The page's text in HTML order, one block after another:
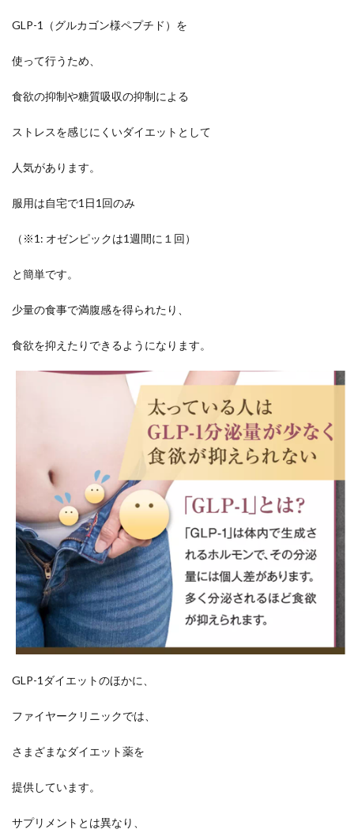
GLP-1（グルカゴン様ペプチド）を
使って行うため、
食欲の抑制や糖質吸収の抑制による
ストレスを感じにくいダイエットとして
人気があります。
服用は自宅で1日1回のみ
（※1: オゼンピックは1週間に１回）
と簡単です。
少量の食事で満腹感を得られたり、
食欲を抑えたりできるようになります。
GLP-1ダイエットのほかに、
ファイヤークリニックでは、
さまざまなダイエット薬を
提供しています。
サプリメントとは異なり、